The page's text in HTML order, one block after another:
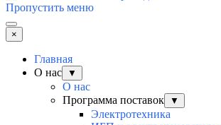
Пропустить меню
×
Главная
О нас
▼
О нас
Программа поставок
▼
Электротехника